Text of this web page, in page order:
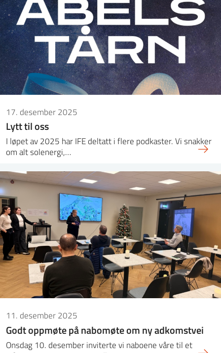
17. desember 2025
Lytt til oss
I løpet av 2025 har IFE deltatt i flere podkaster. Vi snakker
om alt solenergi,…
11. desember 2025
Godt oppmøte på nabomøte om ny adkomstvei
Onsdag 10. desember inviterte vi naboene våre til et